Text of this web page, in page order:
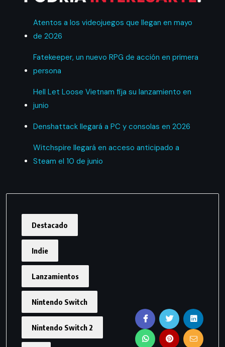
Atentos a los videojuegos que llegan en mayo
de 2026
Fatekeeper, un nuevo RPG de acción en primera
persona
Hell Let Loose Vietnam fija su lanzamiento en
junio
Denshattack llegará a PC y consolas en 2026
Witchspire llegará en acceso anticipado a
Steam el 10 de junio
Destacado
Indie
Lanzamientos
Nintendo Switch
Nintendo Switch 2